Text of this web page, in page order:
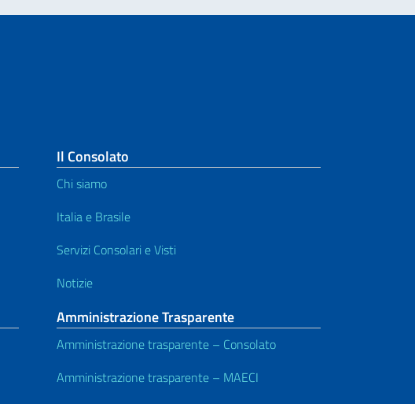
Il Consolato
Chi siamo
Italia e Brasile
Servizi Consolari e Visti
Notizie
Amministrazione Trasparente
Amministrazione trasparente – Consolato
Amministrazione trasparente – MAECI